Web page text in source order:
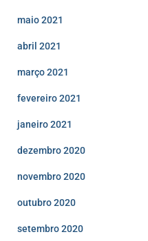
maio 2021
abril 2021
março 2021
fevereiro 2021
janeiro 2021
dezembro 2020
novembro 2020
outubro 2020
setembro 2020